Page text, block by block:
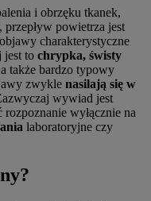
i obrzęku tkanek,
powietrza jest
charakterystyczne
jest to chrypka, świsty
także bardzo typowy
zwykle nasilają się w
wywiad jest
wyłącznie na
laboratoryjne czy